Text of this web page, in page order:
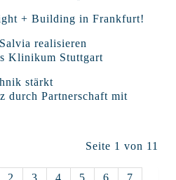
+ Building in Frankfurt!
realisieren
Klinikum Stuttgart
stärkt
durch Partnerschaft mit
Seite 1 von 11